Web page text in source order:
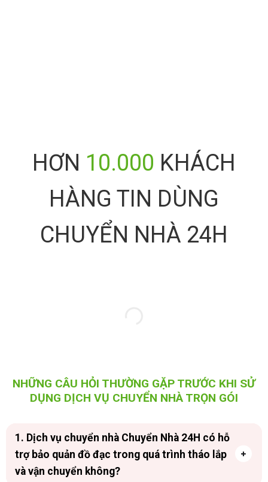
HƠN 10.000 KHÁCH
HÀNG TIN DÙNG
CHUYỂN NHÀ 24H
NHỮNG CÂU HỎI THƯỜNG GẶP TRƯỚC KHI SỬ
DỤNG DỊCH VỤ CHUYỂN NHÀ TRỌN GÓI
1. Dịch vụ chuyển nhà Chuyển Nhà 24H có hỗ
trợ bảo quản đồ đạc trong quá trình tháo lắp
và vận chuyển không?